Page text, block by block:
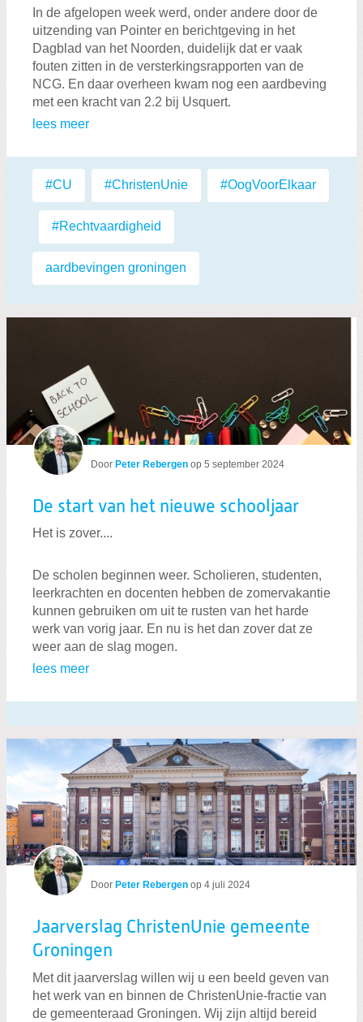
In de afgelopen week werd, onder andere door de
uitzending van Pointer en berichtgeving in het
Dagblad van het Noorden, duidelijk dat er vaak
fouten zitten in de versterkingsrapporten van de
NCG. En daar overheen kwam nog een aardbeving
met een kracht van 2.2 bij Usquert.
lees meer
Labels:
#CU #ChristenUnie #OogVoorElkaar
#Rechtvaardigheid
aardbevingen groningen
Door Peter Rebergen op 5 september 2024
De start van het nieuwe schooljaar
Het is zover....
De scholen beginnen weer. Scholieren, studenten,
leerkrachten en docenten hebben de zomervakantie
kunnen gebruiken om uit te rusten van het harde
werk van vorig jaar. En nu is het dan zover dat ze
weer aan de slag mogen.
lees meer
Door Peter Rebergen op 4 juli 2024
Jaarverslag ChristenUnie gemeente
Groningen
Met dit jaarverslag willen wij u een beeld geven van
het werk van en binnen de ChristenUnie-fractie van
de gemeenteraad Groningen. Wij zijn altijd bereid